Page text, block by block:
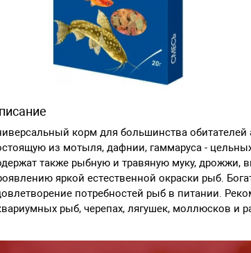
корм для большинства
из мотыля, дафнии, гаммаруса -
также рыбную и травяную муку,
яркой естественной окраски рыб.
потребностей рыб в питании.
рыб, черепах, лягушек, моллюсков и